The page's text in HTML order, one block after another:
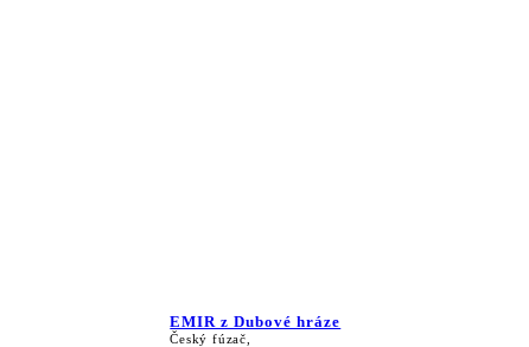
EMIR z Dubové hráze
Český fúzač,